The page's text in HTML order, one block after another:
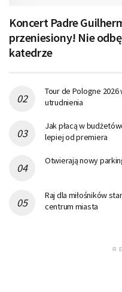
Koncert Padre
przeniesiony! Nie
katedrze
Tour de Pologne 2026
utrudnienia
Jak płacą w
lepiej od premiera
Otwierają nowy
Raj dla miłośników
centrum miasta